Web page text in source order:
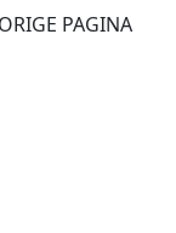
PAGINA